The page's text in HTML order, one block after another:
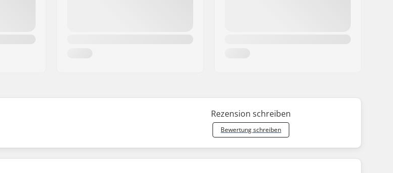
Rezension schreiben
Bewertung schreiben